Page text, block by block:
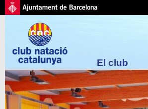
El club